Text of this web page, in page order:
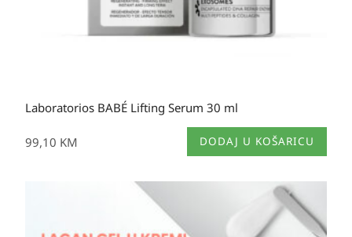
Laboratorios BABÉ Lifting Serum 30 ml
99,10 KM DODAJ U KOŠARICU